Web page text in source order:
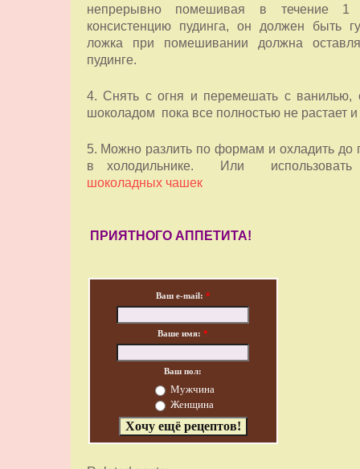
непрерывно помешивая в течение
консистенцию пудинга, он должен быть
ложка при помешивании должна
пудинге.
4. Снять с огня и перемешать с
шоколадом пока все полностью не растает и
5. Можно разлить по формам и охладить до
в холодильнике. Или использовать
шоколадных чашек
ПРИЯТНОГО АППЕТИТА!
Ваш e-mail: *
Ваше имя: *
Ваш пол:
Мужчина
Женщина